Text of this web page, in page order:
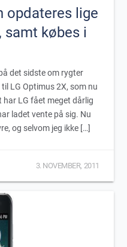
opdateres lige
samt købes i
det sidste om rygter
LG Optimus 2X, som nu
LG fået meget dårlig
ladet vente på sig. Nu
og selvom jeg ikke […]
3. NOVEMBER, 2011